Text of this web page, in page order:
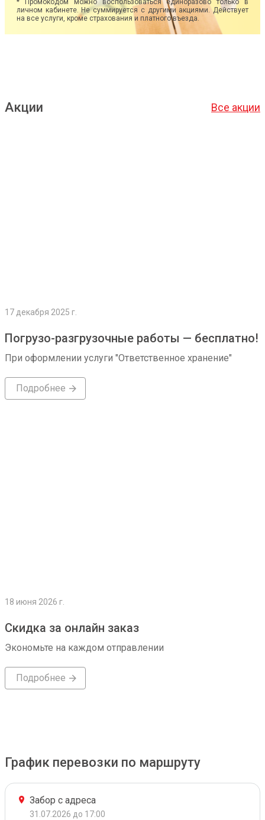
* Промокодом можно воспользоваться единоразово только в
личном кабинете. Не суммируется с другими акциями. Действует
на все услуги, кроме страхования и платного въезда.
Акции Все акции
17 декабря 2025 г.
Погрузо-разгрузочные работы — бесплатно!
При оформлении услуги "Ответственное хранение"
Подробнее
18 июня 2026 г.
Скидка за онлайн заказ
Экономьте на каждом отправлении
Подробнее
График перевозки по маршруту
Забор с адреса
31.07.2026 до 17:00